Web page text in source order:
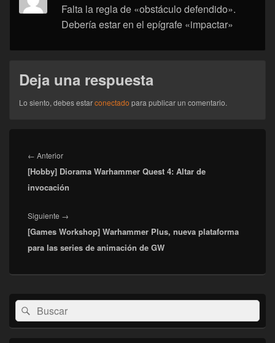
Falta la regla de «obstáculo defendido».
Debería estar en el epígrafe «impactar»
Deja una respuesta
Lo siento, debes estarconectado para publicar un comentario.
de
entradas
← AnteriorEntrada
anterior:
[Hobby] Diorama Warhammer Quest 4: Altar de
invocación
Siguiente →
siguiente:
[Games Workshop] Warhammer Plus, nueva plataforma
para las series de animación de GW
El
área
de
Buscar
por:
Buscar